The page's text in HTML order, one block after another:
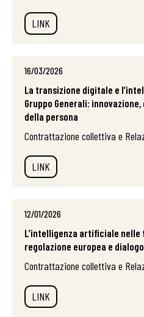
LINK
16/03/2026
La transizione digitale e
Gruppo Generali:
della persona
Contrattazione collettiva e
LINK
12/01/2026
L’intelligenza artificiale
regolazione europea e
Contrattazione collettiva e
LINK